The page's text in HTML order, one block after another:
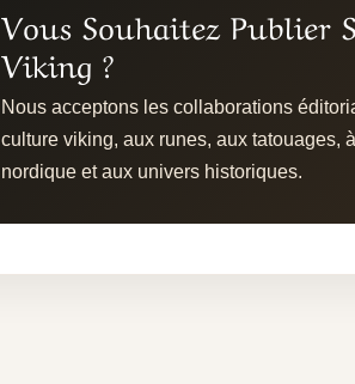
Vous Souhaitez Publier
Viking ?
Nous acceptons les collaborations
culture viking, aux runes, aux tatouages,
nordique et aux univers historiques.